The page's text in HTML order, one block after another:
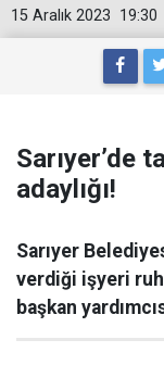
19:30
15 Aralık 2023
Sarıyer’de
adaylığı!
Sarıyer
verdiği işyeri
başkan